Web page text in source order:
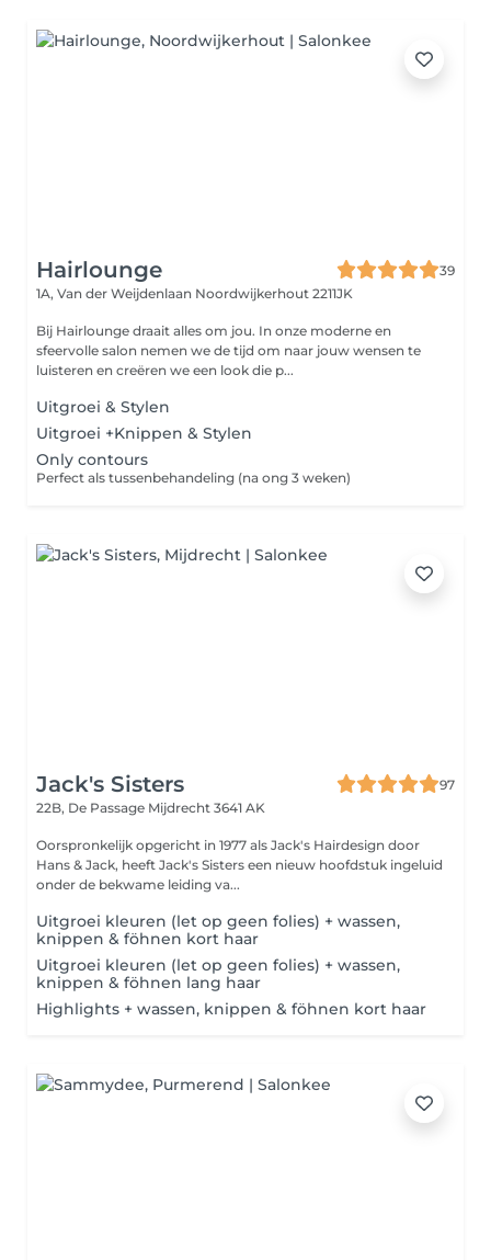
Hairlounge
39
1A, Van der Weijdenlaan Noordwijkerhout 2211JK
Bij Hairlounge draait alles om jou. In onze moderne en
sfeervolle salon nemen we de tijd om naar jouw wensen te
luisteren en creëren we een look die p...
Uitgroei & Stylen
Uitgroei +Knippen & Stylen
Only contours
Perfect als tussenbehandeling (na ong 3 weken)
Jack's Sisters
97
22B, De Passage Mijdrecht 3641 AK
Oorspronkelijk opgericht in 1977 als Jack's Hairdesign door
Hans & Jack, heeft Jack's Sisters een nieuw hoofdstuk ingeluid
onder de bekwame leiding va...
Uitgroei kleuren (let op geen folies) + wassen,
knippen & föhnen kort haar
Uitgroei kleuren (let op geen folies) + wassen,
knippen & föhnen lang haar
Highlights + wassen, knippen & föhnen kort haar